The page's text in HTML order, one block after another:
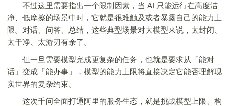
不过这里需要指出一个限制因素，当 AI 只能运行在高度洁
净、低摩擦的场景中时，它就是很难触及或者暴露自己的能力上
限。对话、问答、总结，这些典型场景对大模型来说，太封闭、
太干净、太游刃有余了。
但一旦需要模型完成更复杂的任务，也就是要求从「能对
话」变成「能办事」，模型的能力上限将直接决定它能否理解现
实世界的复杂约束。
这次千问全面打通阿里的服务生态，就是挑战模型上限、构